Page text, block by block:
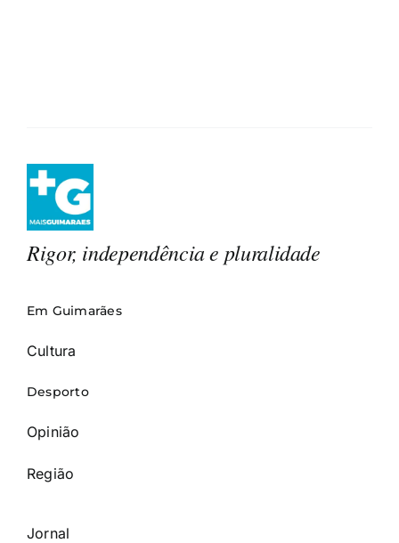
Rigor, independência e pluralidade
Em Guimarães
Cultura
Desporto
Opinião
Região
Jornal